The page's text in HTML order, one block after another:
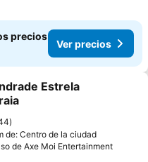
precios
Ver precios
a favoritos
Estrela
de: Centro de la ciudad
de Axe Moi Entertainment